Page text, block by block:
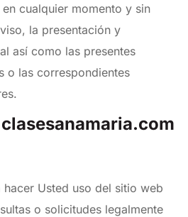
cualquier momento y sin
la presentación y
así como las presentes
o las correspondientes
hacer Usted uso del sitio web
o solicitudes legalmente